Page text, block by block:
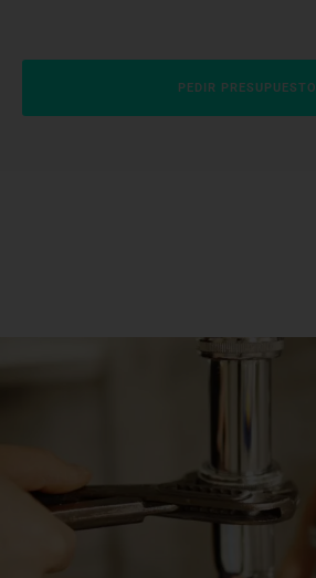
PEDIR PRESUPUESTO